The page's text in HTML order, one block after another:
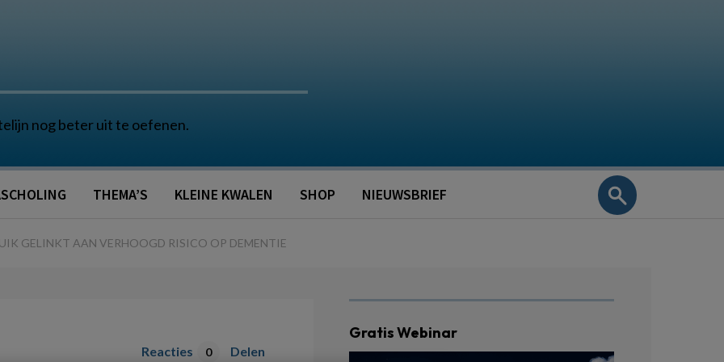
nog beter uit te oefenen.
THEMA’S KLEINE KWALEN SHOP NIEUWSBRIEF
GELINKT AAN VERHOOGD RISICO OP DEMENTIE
Reacties 0 Delen
Gratis Webinar